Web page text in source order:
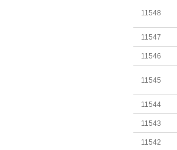
11548
11547
11546
11545
11544
11543
11542